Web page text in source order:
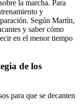
la marcha. Para
y
Según Martín,
y saber cómo
en el menor tiempo
de los
para que se decanten